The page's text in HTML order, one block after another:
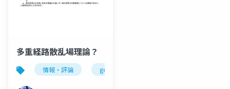
多重経路散乱場理論？
情報・評論 gemini